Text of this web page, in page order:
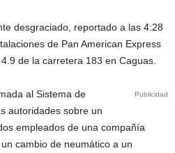
desgraciado, reportado a las 4:28
de Pan American Express
de la carretera 183 en Caguas.
Publicidad
al Sistema de
autoridades sobre un
empleados de una compañía
cambio de neumático a un